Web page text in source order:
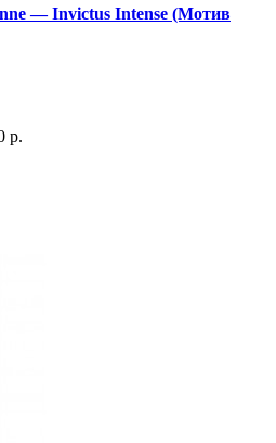
— Invictus Intense (Мотив
р.